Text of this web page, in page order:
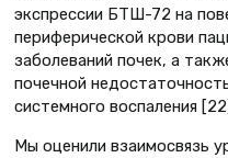
экспрессии БТШ-72 на
периферической крови
заболеваний почек, а
почечной
системного воспаления
Мы оценили взаимосвязь